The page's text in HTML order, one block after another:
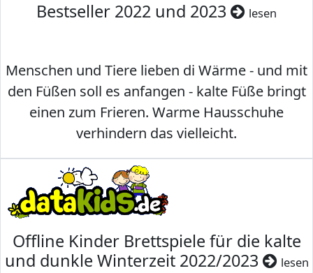
Bestseller 2022 und 2023
lesen
Menschen und Tiere lieben di Wärme - und mit
den Füßen soll es anfangen - kalte Füße bringt
einen zum Frieren. Warme Hausschuhe
verhindern das vielleicht.
Offline Kinder Brettspiele für die kalte
und dunkle Winterzeit 2022/2023
lesen